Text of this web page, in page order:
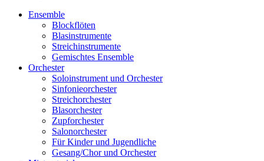
Ensemble
Blockflöten
Blasinstrumente
Streichinstrumente
Gemischtes Ensemble
Orchester
Soloinstrument und Orchester
Sinfonieorchester
Streichorchester
Blasorchester
Zupforchester
Salonorchester
Für Kinder und Jugendliche
Gesang/Chor und Orchester